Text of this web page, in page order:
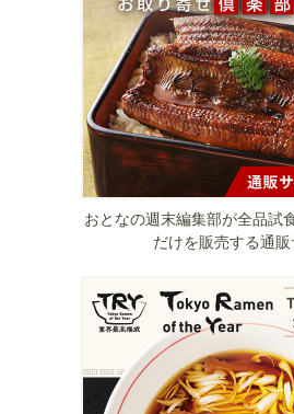
おとなの週末編集部が全品試
だけを販売する通販